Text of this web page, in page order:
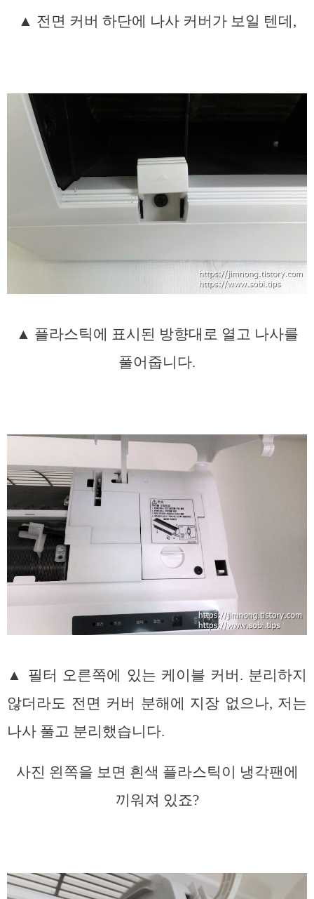
▲ 전면 커버 하단에 나사 커버가 보일 텐데,
▲ 플라스틱에 표시된 방향대로 열고 나사를
풀어줍니다.
▲ 필터 오른쪽에 있는 케이블 커버. 분리하지
않더라도 전면 커버 분해에 지장 없으나, 저는
나사 풀고 분리했습니다.
사진 왼쪽을 보면 흰색 플라스틱이 냉각팬에
끼워져 있죠?